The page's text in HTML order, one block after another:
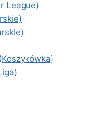
League)